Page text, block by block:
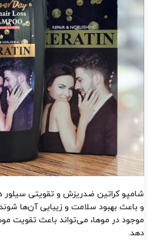
شامپو کراتین ضدریزش و تقویتی سیلور
و باعث بهبود سلامت و زیبایی آن‌ها
موجود در موها، می‌تواند باعث تقویت
دهد.